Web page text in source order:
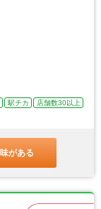
駅チカ
店舗数30以上
がある